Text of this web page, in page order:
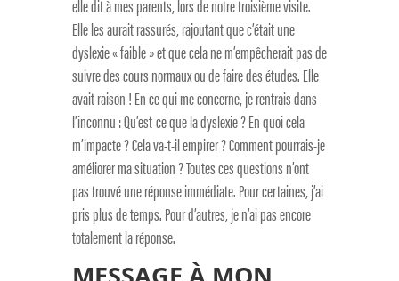
elle dit à mes parents, lors de notre troisième visite.
Elle les aurait rassurés, rajoutant que c’était une
dyslexie « faible » et que cela ne m’empêcherait pas de
suivre des cours normaux ou de faire des études. Elle
avait raison ! En ce qui me concerne, je rentrais dans
l’inconnu : Qu’est-ce que la dyslexie ? En quoi cela
m’impacte ? Cela va-t-il empirer ? Comment pourrais-je
améliorer ma situation ? Toutes ces questions n’ont
pas trouvé une réponse immédiate. Pour certaines, j’ai
pris plus de temps. Pour d’autres, je n’ai pas encore
totalement la réponse.